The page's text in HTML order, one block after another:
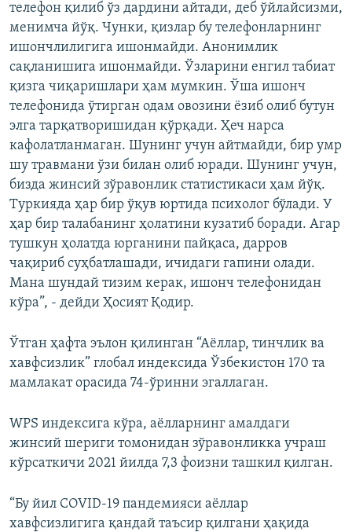
телефон қилиб ўз дардини айтади, деб ўйлайсизми,
менимча йўқ. Чунки, қизлар бу телефонларнинг
ишончлилигига ишонмайди. Анонимлик
сақланишига ишонмайди. Ўзларини енгил табиат
қизга чиқаришлари ҳам мумкин. Ўша ишонч
телефонида ўтирган одам овозини ёзиб олиб бутун
элга тарқатворишидан қўрқади. Ҳеч нарса
кафолатланмаган. Шунинг учун айтмайди, бир умр
шу травмани ўзи билан олиб юради. Шунинг учун,
бизда жинсий зўравонлик статистикаси ҳам йўқ.
Туркияда ҳар бир ўқув юртида психолог бўлади. У
ҳар бир талабанинг ҳолатини кузатиб боради. Агар
тушкун ҳолатда юрганини пайқаса, дарров
чақириб суҳбатлашади, ичидаги гапини олади.
Мана шундай тизим керак, ишонч телефонидан
кўра”, - дейди Ҳосият Қодир.
Ўтган ҳафта эълон қилинган “Аёллар, тинчлик ва
хавфсизлик” глобал индексида Ўзбекистон 170 та
мамлакат орасида 74-ўринни эгаллаган.
WPS индексига кўра, аёлларнинг амалдаги
жинсий шериги томонидан зўравонликка учраш
кўрсаткичи 2021 йилда 7,3 фоизни ташкил қилган.
“Бу йил CОVID-19 пандемияси аёллар
хавфсизлигига қандай таъсир қилгани ҳақида